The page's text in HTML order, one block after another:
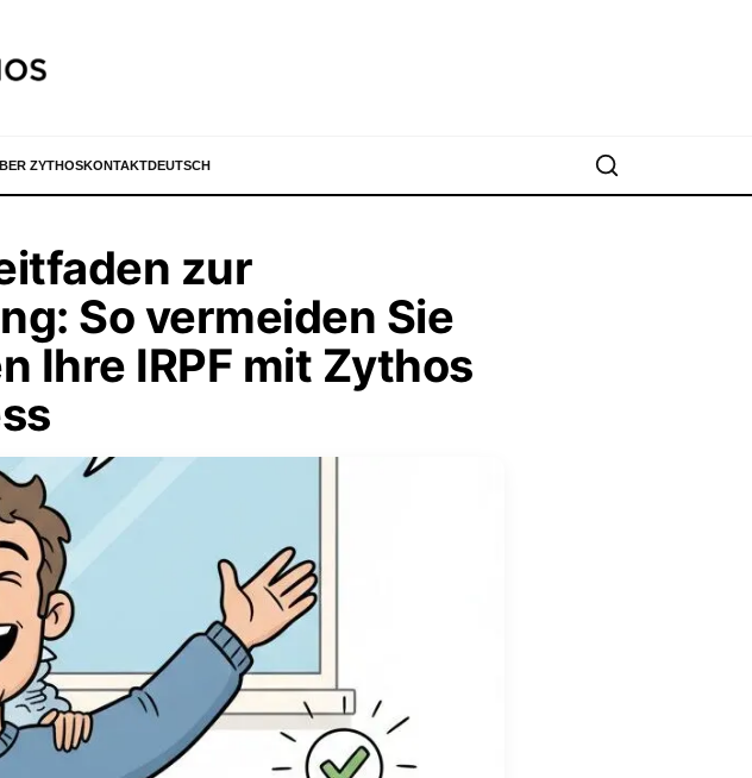
ZYTHOSKONTAKTDEUTSCH
zur
So vermeiden Sie
Ihre IRPF mit Zythos